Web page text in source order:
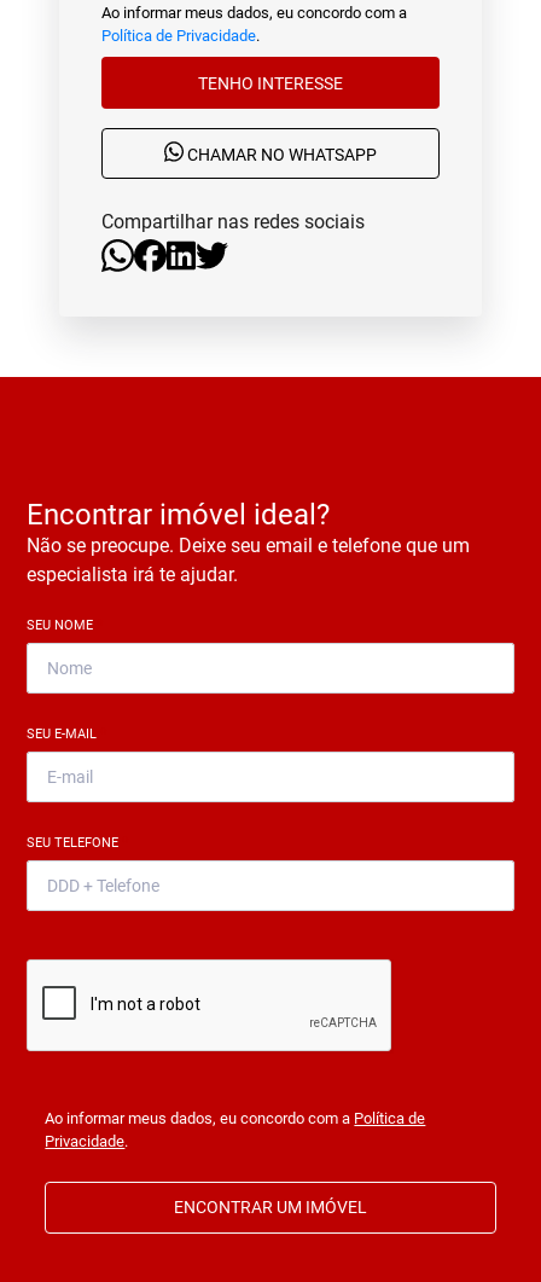
Ao informar meus dados, eu concordo com a
Política de Privacidade.
TENHO INTERESSE
CHAMAR NO WHATSAPP
Compartilhar nas redes sociais
Encontrar imóvel ideal?
Não se preocupe. Deixe seu email e telefone que um
especialista irá te ajudar.
SEU NOME
SEU E-MAIL
SEU TELEFONE
Ao informar meus dados, eu concordo com a Política de
Privacidade.
ENCONTRAR UM IMÓVEL